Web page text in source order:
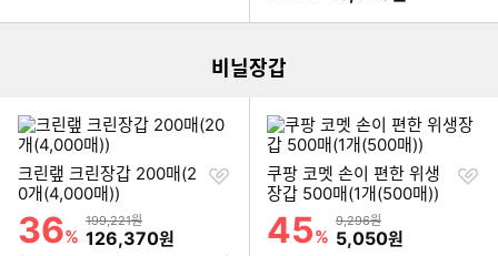
비닐장갑
크린랲 크린장갑 200매(2
0개(4,000매))
할인률
36%
상품금액
199,221원
할인금액
126,370원
찜
쿠팡 코멧 손이 편한 위생
장갑 500매(1개(500매))
할인률
45%
상품금액
9,296원
할인금액
5,050원
찜